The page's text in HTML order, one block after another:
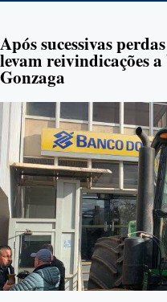
Após sucessivas
levam reivindicações
Gonzaga